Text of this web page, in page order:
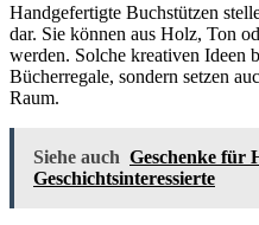
Handgefertigte Buchstützen
dar. Sie können aus Holz, Ton
werden. Solche kreativen Ideen
Bücherregale, sondern setzen
Raum.
Siehe auch Geschenke für
Geschichtsinteressierte